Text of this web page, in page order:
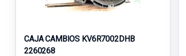
CAJA CAMBIOS KV6R7002DHB
2260268